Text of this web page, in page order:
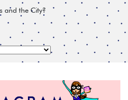
and the City?